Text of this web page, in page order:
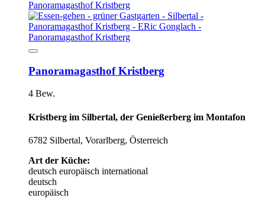
Panoramagasthof Kristberg
4 Bew.
Kristberg im Silbertal, der Genießerberg im Montafon
6782 Silbertal, Vorarlberg, Österreich
Art der Küche:
deutsch europäisch international
deutsch
europäisch